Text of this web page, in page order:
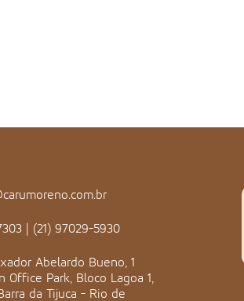
| (21) 97029-5930
Abelardo Bueno, 1
Office Park, Bloco Lagoa 1,
da Tijuca - Rio de